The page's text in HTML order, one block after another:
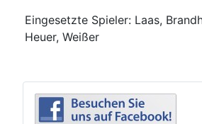
Eingesetzte Spieler: Laas,
Heuer, Weißer